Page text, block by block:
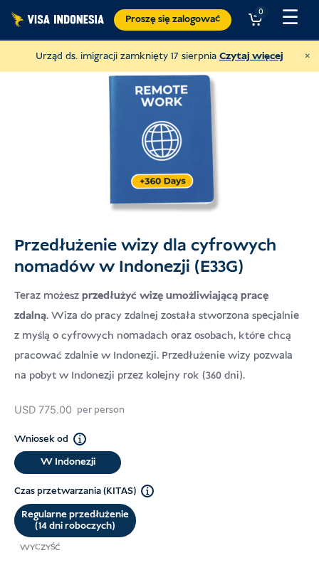
Proszę
przejść
treści
Proszę się zalogować
0 ☰
Urząd ds. imigracji zamknięty 17 sierpnia Czytaj więcej ×
Przedłużenie wizy dla cyfrowych
nomadów w Indonezji (E33G)
Teraz możesz przedłużyć wizę umożliwiającą pracę
zdalną. Wiza do pracy zdalnej została stworzona specjalnie
z myślą o cyfrowych nomadach oraz osobach, które chcą
pracować zdalnie w Indonezji. Przedłużenie wizy pozwala
na pobyt w Indonezji przez kolejny rok (360 dni).
USD 775.00 per person
Wniosek od
W Indonezji
Czas przetwarzania (KITAS)
Regularne przedłużenie
(14 dni roboczych)
WYCZYŚĆ
Przekaż darowiznę na rzecz JAAN
i pomagać wszystkim rodzajom zwierząt
USD Darowizna